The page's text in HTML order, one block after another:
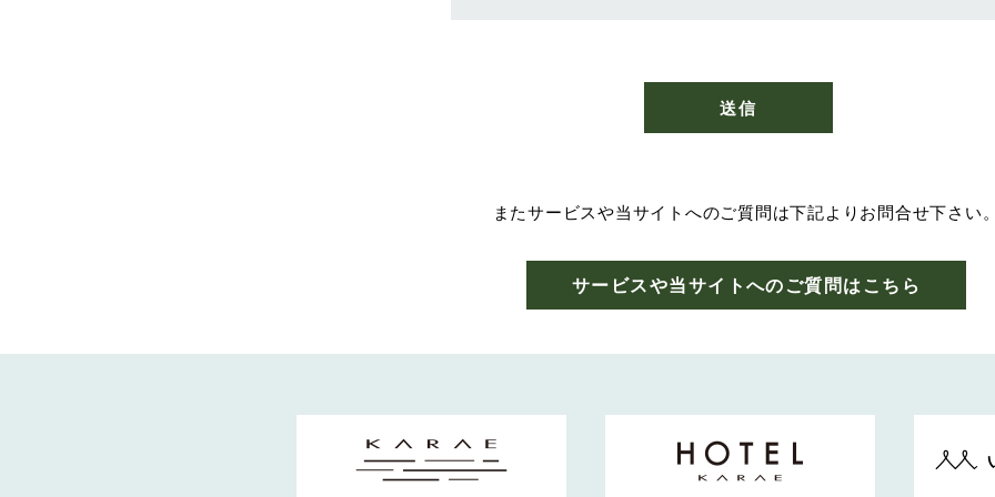
またサービスや当サイトへのご質問は下記よりお問合せ下さい
サービスや当サイトへのご質問はこちら